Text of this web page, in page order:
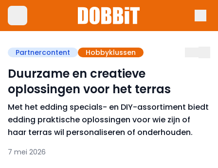
Partnercontent Hobbyklussen
Duurzame en creatieve
oplossingen voor het terras
Met het edding specials- en DIY-assortiment biedt
edding praktische oplossingen voor wie zijn of
haar terras wil personaliseren of onderhouden.
7 mei 2026